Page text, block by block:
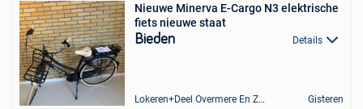
Nieuwe Minerva E-Cargo N3 elektrische
fiets nieuwe staat
Bieden Details
Lokeren+Deel Overmere En Zele Gisteren